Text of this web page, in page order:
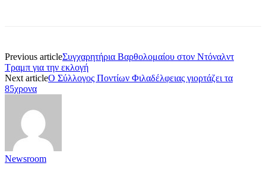
Previous articleΣυγχαρητήρια Βαρθολομαίου στον Ντόναλντ
Τραμπ για την εκλογή
Next articleΟ Σύλλογος Ποντίων Φιλαδέλφειας γιορτάζει τα
85χρονα
Newsroom